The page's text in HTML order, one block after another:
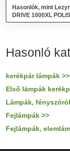
Hasonlók, mint
DRIVE 1000XL
GLOSS
Hasonló
kerékpár lámpák >>
Első lámpák
Lámpák,
Fejlámpák >>
Fejlámpák,